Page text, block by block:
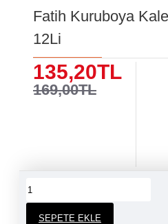
Fatih Kuruboya
12Li
135,20TL
169,00TL
SEPETE EKLE
ÜRÜN YORUMLARI